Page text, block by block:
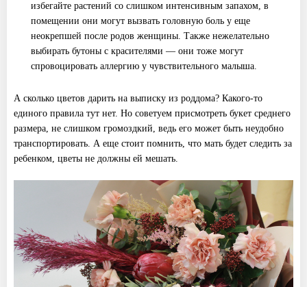
избегайте растений со слишком интенсивным запахом, в
помещении они могут вызвать головную боль у еще
неокрепшей после родов женщины. Также нежелательно
выбирать бутоны с красителями — они тоже могут
спровоцировать аллергию у чувствительного малыша.
А сколько цветов дарить на выписку из роддома? Какого-то
единого правила тут нет. Но советуем присмотреть букет среднего
размера, не слишком громоздкий, ведь его может быть неудобно
транспортировать. А еще стоит помнить, что мать будет следить за
ребенком, цветы не должны ей мешать.